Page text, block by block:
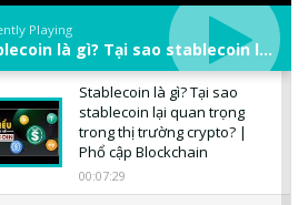
Playing
Stablecoin là gì? Tại sao stablecoin lại quan trọng trong thị trường crypto? | Phổ cập Blockchain
Stablecoin là gì? Tại sao
stablecoin lại quan trọng
trong thị trường crypto? |
Phổ cập Blockchain
00:07:29